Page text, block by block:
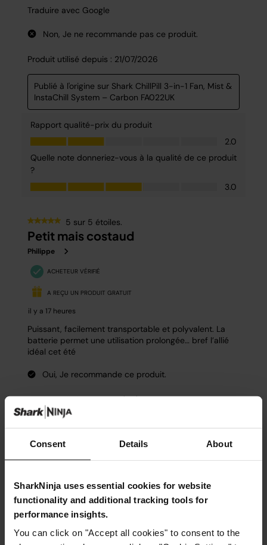
Consent Details About
SharkNinja uses essential cookies for website
functionality and additional tracking tools for
performance insights.
You can click on "Accept all cookies" to consent to the